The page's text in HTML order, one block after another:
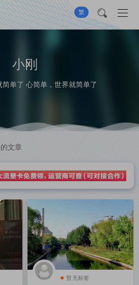
繁
小刚
单了 心简单，世界就简单了
的文章
暂无标签